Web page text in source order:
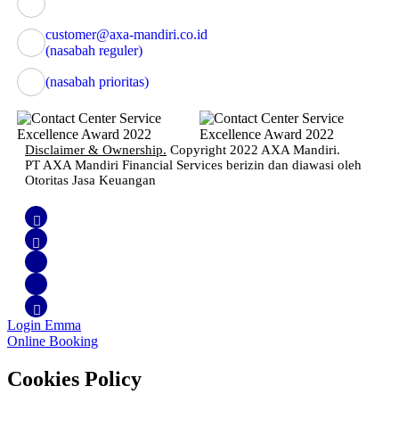
customer@axa-mandiri.co.id
(nasabah reguler)
(nasabah prioritas)
Disclaimer & Ownership. Copyright 2022 AXA Mandiri.
PT AXA Mandiri Financial Services berizin dan diawasi oleh
Otoritas Jasa Keuangan
Login Emma
Online Booking
Cookies Policy